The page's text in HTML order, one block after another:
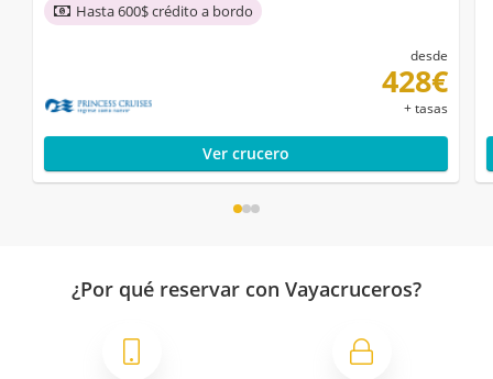
Hasta 600$ crédito a bordo
desde
428€
+ tasas
Ver crucero
¿Por qué reservar con Vayacruceros?